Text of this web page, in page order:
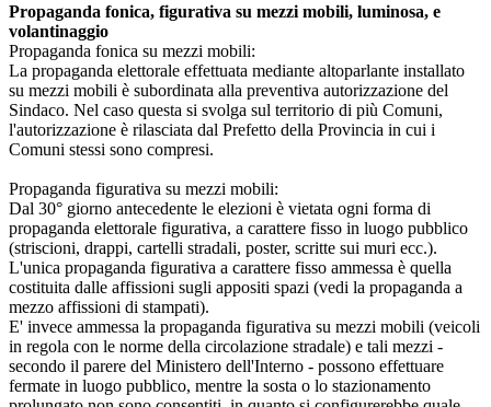
Propaganda fonica, figurativa su mezzi mobili, luminosa, e
volantinaggio
Propaganda fonica su mezzi mobili:
La propaganda elettorale effettuata mediante altoparlante installato
su mezzi mobili è subordinata alla preventiva autorizzazione del
Sindaco. Nel caso questa si svolga sul territorio di più Comuni,
l'autorizzazione è rilasciata dal Prefetto della Provincia in cui i
Comuni stessi sono compresi.
Propaganda figurativa su mezzi mobili:
Dal 30° giorno antecedente le elezioni è vietata ogni forma di
propaganda elettorale figurativa, a carattere fisso in luogo pubblico
(striscioni, drappi, cartelli stradali, poster, scritte sui muri ecc.).
L'unica propaganda figurativa a carattere fisso ammessa è quella
costituita dalle affissioni sugli appositi spazi (vedi la propaganda a
mezzo affissioni di stampati).
E' invece ammessa la propaganda figurativa su mezzi mobili (veicoli
in regola con le norme della circolazione stradale) e tali mezzi -
secondo il parere del Ministero dell'Interno - possono effettuare
fermate in luogo pubblico, mentre la sosta o lo stazionamento